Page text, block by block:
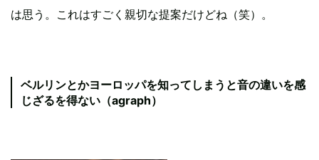
は思う。これはすごく親切な提案だけどね（笑）。
ベルリンとかヨーロッパを知ってしまうと音の違いを感
じざるを得ない（agraph）